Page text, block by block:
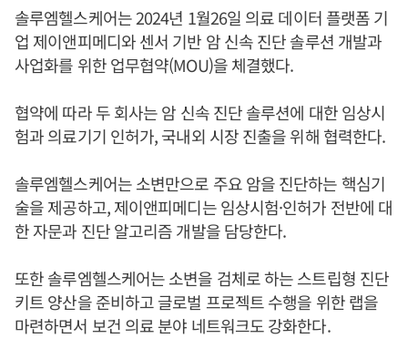
솔루엠헬스케어는 2024년 1월26일 의료 데이터 플랫폼 기
업 제이앤피메디와 센서 기반 암 신속 진단 솔루션 개발과
사업화를 위한 업무협약(MOU)을 체결했다.
협약에 따라 두 회사는 암 신속 진단 솔루션에 대한 임상시
험과 의료기기 인허가, 국내외 시장 진출을 위해 협력한다.
솔루엠헬스케어는 소변만으로 주요 암을 진단하는 핵심기
술을 제공하고, 제이앤피메디는 임상시험·인허가 전반에 대
한 자문과 진단 알고리즘 개발을 담당한다.
또한 솔루엠헬스케어는 소변을 검체로 하는 스트립형 진단
키트 양산을 준비하고 글로벌 프로젝트 수행을 위한 랩을
마련하면서 보건 의료 분야 네트워크도 강화한다.